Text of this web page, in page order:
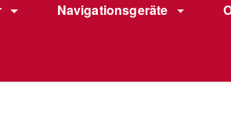
Navigationsgeräte